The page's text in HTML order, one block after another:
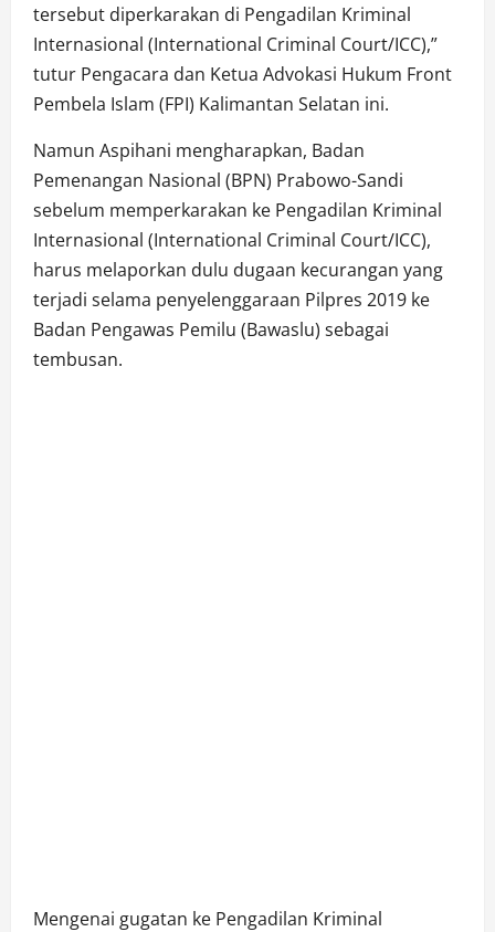
tersebut diperkarakan di Pengadilan Kriminal
Internasional (International Criminal Court/ICC),”
tutur Pengacara dan Ketua Advokasi Hukum Front
Pembela Islam (FPI) Kalimantan Selatan ini.
Namun Aspihani mengharapkan, Badan
Pemenangan Nasional (BPN) Prabowo-Sandi
sebelum memperkarakan ke Pengadilan Kriminal
Internasional (International Criminal Court/ICC),
harus melaporkan dulu dugaan kecurangan yang
terjadi selama penyelenggaraan Pilpres 2019 ke
Badan Pengawas Pemilu (Bawaslu) sebagai
tembusan.
Mengenai gugatan ke Pengadilan Kriminal